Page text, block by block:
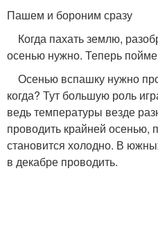
Пашем и бороним сразу
Когда пахать землю,
осенью нужно. Теперь пойме
Осенью вспашку нужно
когда? Тут большую роль
ведь температуры везде
проводить крайней осенью,
становится холодно. В
в декабре проводить.